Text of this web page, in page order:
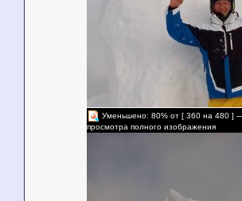
Уменьшено: 80% от [ 360 на 480 ]
просмотра полного изображения